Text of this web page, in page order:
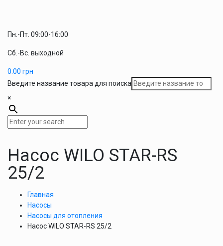
Пн.-Пт. 09:00-16:00
Сб.-Вс. выходной
0.00 грн
Введите название товара для поиска
×
Насос WILO STAR-RS
25/2
Главная
Насосы
Насосы для отопления
Насос WILO STAR-RS 25/2